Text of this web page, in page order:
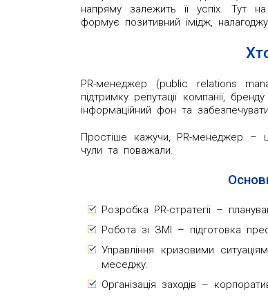
напряму залежить її успіх. Тут
формує позитивний імідж,
PR-менеджер (public relations
підтримку репутації компанії,
інформаційний фон та
Простіше кажучи, PR-менеджер –
чули та поважали.
Розробка PR-стратегії –
Робота зі ЗМІ – підготовка
Управління кризовими
меседжу.
Організація заходів –